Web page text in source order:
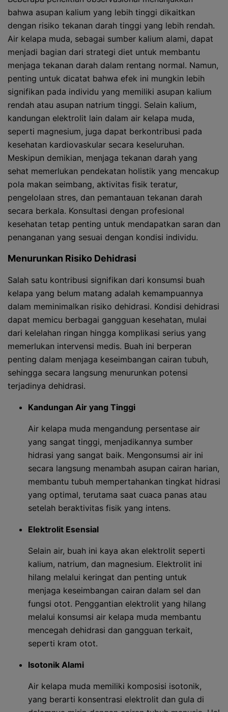
bahwa asupan kalium yang lebih tinggi dikaitkan
dengan risiko tekanan darah tinggi yang lebih rendah.
Air kelapa muda, sebagai sumber kalium alami, dapat
menjadi bagian dari strategi diet untuk membantu
menjaga tekanan darah dalam rentang normal. Namun,
penting untuk dicatat bahwa efek ini mungkin lebih
signifikan pada individu yang memiliki asupan kalium
rendah atau asupan natrium tinggi. Selain kalium,
kandungan elektrolit lain dalam air kelapa muda,
seperti magnesium, juga dapat berkontribusi pada
kesehatan kardiovaskular secara keseluruhan.
Meskipun demikian, menjaga tekanan darah yang
sehat memerlukan pendekatan holistik yang mencakup
pola makan seimbang, aktivitas fisik teratur,
pengelolaan stres, dan pemantauan tekanan darah
secara berkala. Konsultasi dengan profesional
kesehatan tetap penting untuk mendapatkan saran dan
penanganan yang sesuai dengan kondisi individu.
Menurunkan Risiko Dehidrasi
Salah satu kontribusi signifikan dari konsumsi buah
kelapa yang belum matang adalah kemampuannya
dalam meminimalkan risiko dehidrasi. Kondisi dehidrasi
dapat memicu berbagai gangguan kesehatan, mulai
dari kelelahan ringan hingga komplikasi serius yang
memerlukan intervensi medis. Buah ini berperan
penting dalam menjaga keseimbangan cairan tubuh,
sehingga secara langsung menurunkan potensi
terjadinya dehidrasi.
Kandungan Air yang Tinggi
Air kelapa muda mengandung persentase air
yang sangat tinggi, menjadikannya sumber
hidrasi yang sangat baik. Mengonsumsi air ini
secara langsung menambah asupan cairan harian,
membantu tubuh mempertahankan tingkat hidrasi
yang optimal, terutama saat cuaca panas atau
setelah beraktivitas fisik yang intens.
Elektrolit Esensial
Selain air, buah ini kaya akan elektrolit seperti
kalium, natrium, dan magnesium. Elektrolit ini
hilang melalui keringat dan penting untuk
menjaga keseimbangan cairan dalam sel dan
fungsi otot. Penggantian elektrolit yang hilang
melalui konsumsi air kelapa muda membantu
mencegah dehidrasi dan gangguan terkait,
seperti kram otot.
Isotonik Alami
Air kelapa muda memiliki komposisi isotonik,
yang berarti konsentrasi elektrolit dan gula di